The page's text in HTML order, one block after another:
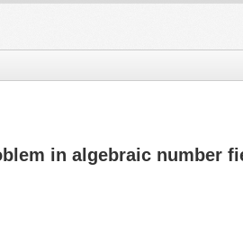
in algebraic number